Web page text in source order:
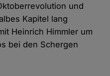
und
Kapitel lang
Heinrich Himmler um
bei den Schergen